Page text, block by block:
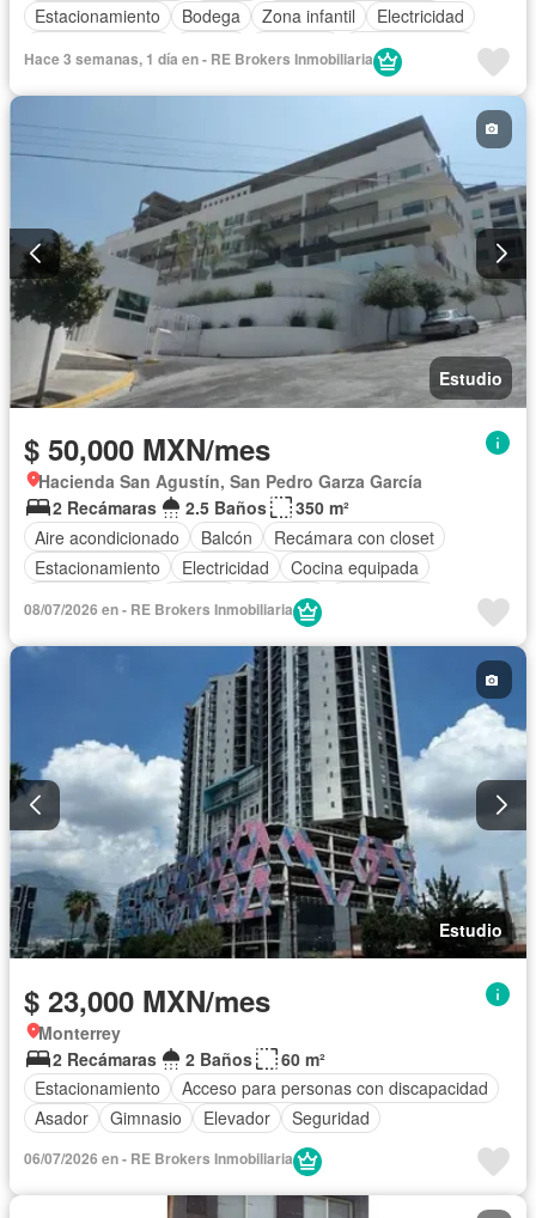
Estacionamiento
Bodega Zona infantil
Electricidad
Cocina integral
Gas natural
Hace 3 semanas, 1 día en - RE Brokers Inmobiliaria
Estudio
$ 50,000 MXN/mes
Hacienda San Agustín, San Pedro Garza García
2 Recámaras
2.5 Baños
350 m²
Aire acondicionado
Balcón
Recámara con closet
Estacionamiento
Electricidad
Cocina equipada
Elevador
08/07/2026 en - RE Brokers Inmobiliaria
Estudio
$ 23,000 MXN/mes
Monterrey
2 Recámaras
2 Baños
60 m²
Estacionamiento
Acceso para personas con discapacidad
Asador
Gimnasio Elevador Seguridad
06/07/2026 en - RE Brokers Inmobiliaria